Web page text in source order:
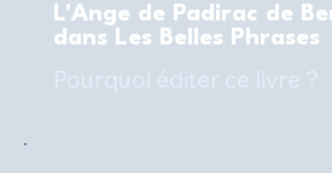
L'Ange de Padirac de
dans Les Belles Phrases